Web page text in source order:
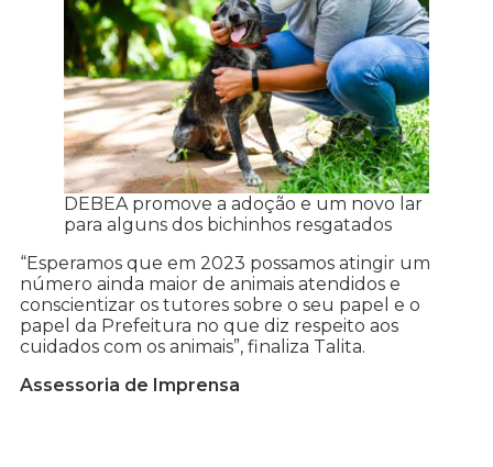
DEBEA promove a adoção e um novo lar
para alguns dos bichinhos resgatados
“Esperamos que em 2023 possamos atingir um
número ainda maior de animais atendidos e
conscientizar os tutores sobre o seu papel e o
papel da Prefeitura no que diz respeito aos
cuidados com os animais”, finaliza Talita.
Assessoria de Imprensa